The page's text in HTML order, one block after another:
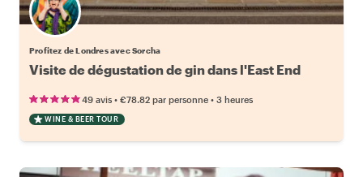
Profitez de Londres avec Sorcha
Visite de dégustation de gin dans l'East End
49 avis • €78.82 par personne • 3 heures
WINE & BEER TOUR